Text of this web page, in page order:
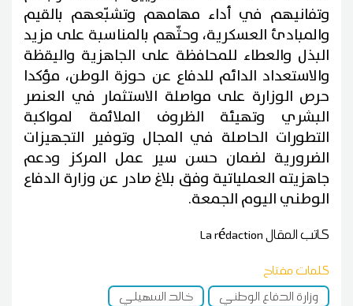
وتفانيهم في أداء مهامهم وتشبّعهم بالقيم
والمبادئ العسكرية، وحثّهم بالمناسبة على مزيد
البذل والعطاء للمحافظة على الجاهزية واليقظة
والاستعداد الدائم للدفاع عن حوزة الوطن، مؤكدا
حرص الوزارة على مواصلة الاستثمار في العنصر
البشري وتهيئة الظروف الملائمة لمواكبة
التطورات الحاصلة في المجال وتوفير التجهيزات
الضرورية لضمان حسن سير عمل المركز ودعم
جاهزيته العملياتية وفق بلاغ صادر عن وزارة الدفاع
الوطني اليوم الجمعة.
كاتب المقالLa rédaction
كلمات مفتاح
وزارة الدفاع الوطني
خالد السهيلي